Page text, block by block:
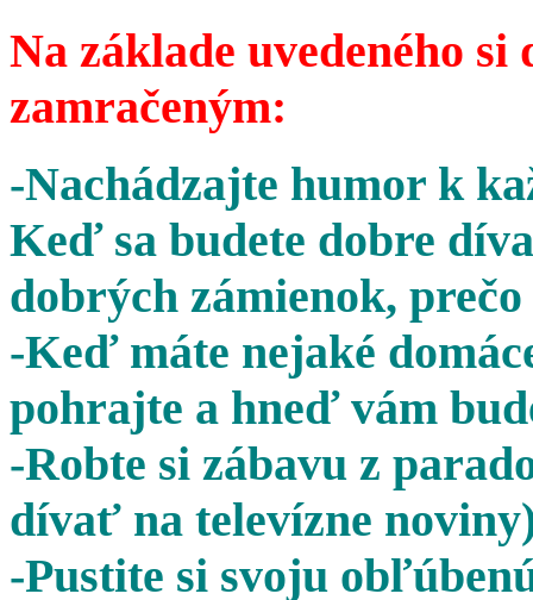
Na základe uvedeného
zamračeným:
-Nachádzajte humor k
Keď sa budete dobre
dobrých zámienok,
-Keď máte nejaké
pohrajte a hneď vám
-Robte si zábavu z
dívať na televízne
-Pustite si svoju